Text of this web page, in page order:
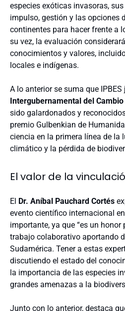
especies exóticas invasoras,
impulso, gestión y las opciones
continentes para hacer frente a
su vez, la evaluación
conocimientos y valores,
locales e indígenas.
A lo anterior se suma que
Intergubernamental del Cambio
sido galardonados y
premio Gulbenkian de
ciencia en la primera línea de la
climático y la pérdida de
El valor de la
El Dr. Aníbal Pauchard Cortés
evento científico internacional
importante, ya que “es un honor
trabajo colaborativo aportando
Sudamérica. Tener a estas
discutiendo el estado del
la importancia de las especies
grandes amenazas a la
Junto con lo anterior, destaca